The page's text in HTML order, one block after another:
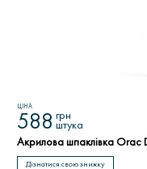
ЦІНА
588 грн
штука
Акрилова шпаклівка Orac
Дізнатися свою знижку